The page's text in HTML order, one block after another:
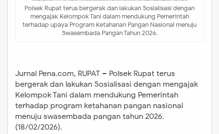
Polsek Rupat terus bergerak dan lakukan Sosialisasi dengan
mengajak Kelompok Tani dalam mendukung Pemerintah
terhadap upaya Program Ketahanan Pangan Nasional menuju
Swasembada Pangan Tahun 2026.
Jurnal Pena.com, RUPAT – Polsek Rupat terus
bergerak dan lakukan Sosialisasi dengan mengajak
Kelompok Tani dalam mendukung Pemerintah
terhadap program ketahanan pangan nasional
menuju swasembada pangan tahun 2026.
(18/02/2026).